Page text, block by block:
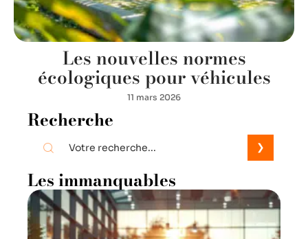
Les nouvelles normes
écologiques pour véhicules
11 mars 2026
Recherche
Les immanquables